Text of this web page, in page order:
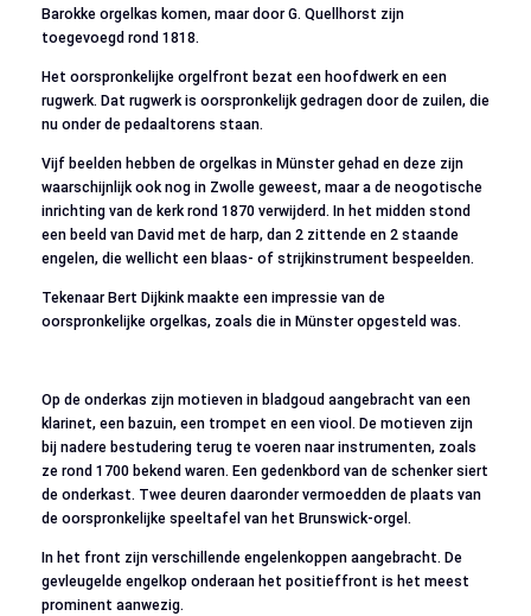
Barokke orgelkas komen, maar door G. Quellhorst zijn
toegevoegd rond 1818.
Het oorspronkelijke orgelfront bezat een hoofdwerk en een
rugwerk. Dat rugwerk is oorspronkelijk gedragen door de zuilen, die
nu onder de pedaaltorens staan.
Vijf beelden hebben de orgelkas in Münster gehad en deze zijn
waarschijnlijk ook nog in Zwolle geweest, maar a de neogotische
inrichting van de kerk rond 1870 verwijderd. In het midden stond
een beeld van David met de harp, dan 2 zittende en 2 staande
engelen, die wellicht een blaas- of strijkinstrument bespeelden.
Tekenaar Bert Dijkink maakte een impressie van de
oorspronkelijke orgelkas, zoals die in Münster opgesteld was.
Op de onderkas zijn motieven in bladgoud aangebracht van een
klarinet, een bazuin, een trompet en een viool. De motieven zijn
bij nadere bestudering terug te voeren naar instrumenten, zoals
ze rond 1700 bekend waren. Een gedenkbord van de schenker siert
de onderkast. Twee deuren daaronder vermoedden de plaats van
de oorspronkelijke speeltafel van het Brunswick-orgel.
In het front zijn verschillende engelenkoppen aangebracht. De
gevleugelde engelkop onderaan het positieffront is het meest
prominent aanwezig.